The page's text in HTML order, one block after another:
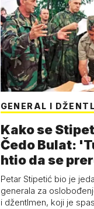
GENERAL I
Kako se
Čedo Bulat:
htio da se
ženu'
Petar Stipetić bio je
generala za
i džentlmen, koji je